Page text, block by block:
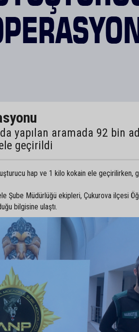
yapılan aramada 92 bin
geçirildi
hap ve 1 kilo kokain ele geçirilirken,
Şube Müdürlüğü ekipleri, Çukurova ilçesi
bilgisine ulaştı.